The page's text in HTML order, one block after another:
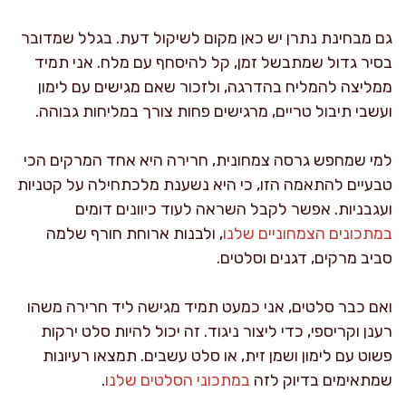
גם מבחינת נתרן יש כאן מקום לשיקול דעת. בגלל שמדובר
בסיר גדול שמתבשל זמן, קל להיסחף עם מלח. אני תמיד
ממליצה להמליח בהדרגה, ולזכור שאם מגישים עם לימון
ועשבי תיבול טריים, מרגישים פחות צורך במליחות גבוהה.
למי שמחפש גרסה צמחונית, חרירה היא אחד המרקים הכי
טבעיים להתאמה הזו, כי היא נשענת מלכתחילה על קטניות
ועגבניות. אפשר לקבל השראה לעוד כיוונים דומים
במתכונים הצמחוניים שלנו, ולבנות ארוחת חורף שלמה
סביב מרקים, דגנים וסלטים.
ואם כבר סלטים, אני כמעט תמיד מגישה ליד חרירה משהו
רענן וקריספי, כדי ליצור ניגוד. זה יכול להיות סלט ירקות
פשוט עם לימון ושמן זית, או סלט עשבים. תמצאו רעיונות
שמתאימים בדיוק לזה במתכוני הסלטים שלנו.